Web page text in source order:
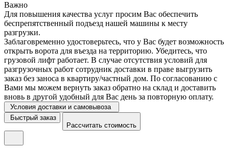
Важно
Для повышения качества услуг просим Вас обеспечить
беспрепятственный подъезд нашей машины к месту
разгрузки.
Заблаговременно удостоверьтесь, что у Вас будет возможность
открыть ворота для въезда на территорию. Убедитесь, что
грузовой лифт работает. В случае отсутствия условий для
разгрузочных работ сотрудник доставки в праве выгрузить
заказ без заноса в квартиру/частный дом. По согласованию с
Вами мы можем вернуть заказ обратно на склад и доставить
вновь в другой удобный для Вас день за повторную оплату.
Условия доставки и самовывоза
Быстрый заказ
Рассчитать стоимость